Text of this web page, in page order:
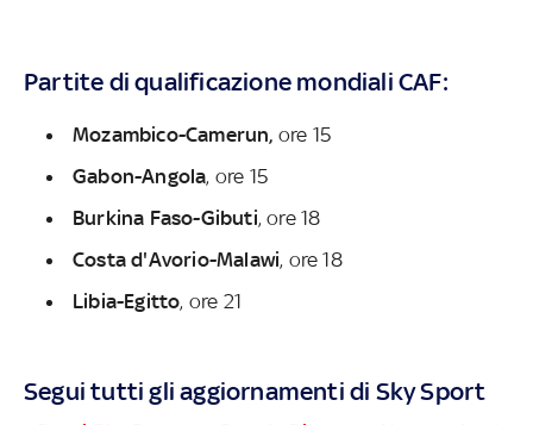
Partite di qualificazione mondiali CAF:
Mozambico-Camerun, ore 15
Gabon-Angola, ore 15
Burkina Faso-Gibuti, ore 18
Costa d'Avorio-Malawi, ore 18
Libia-Egitto, ore 21
Segui tutti gli aggiornamenti di Sky Sport